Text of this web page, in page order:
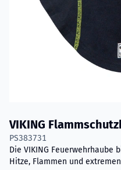
VIKING
PS383731
Die VIKING Feuerwehrhaube
Hitze, Flammen und